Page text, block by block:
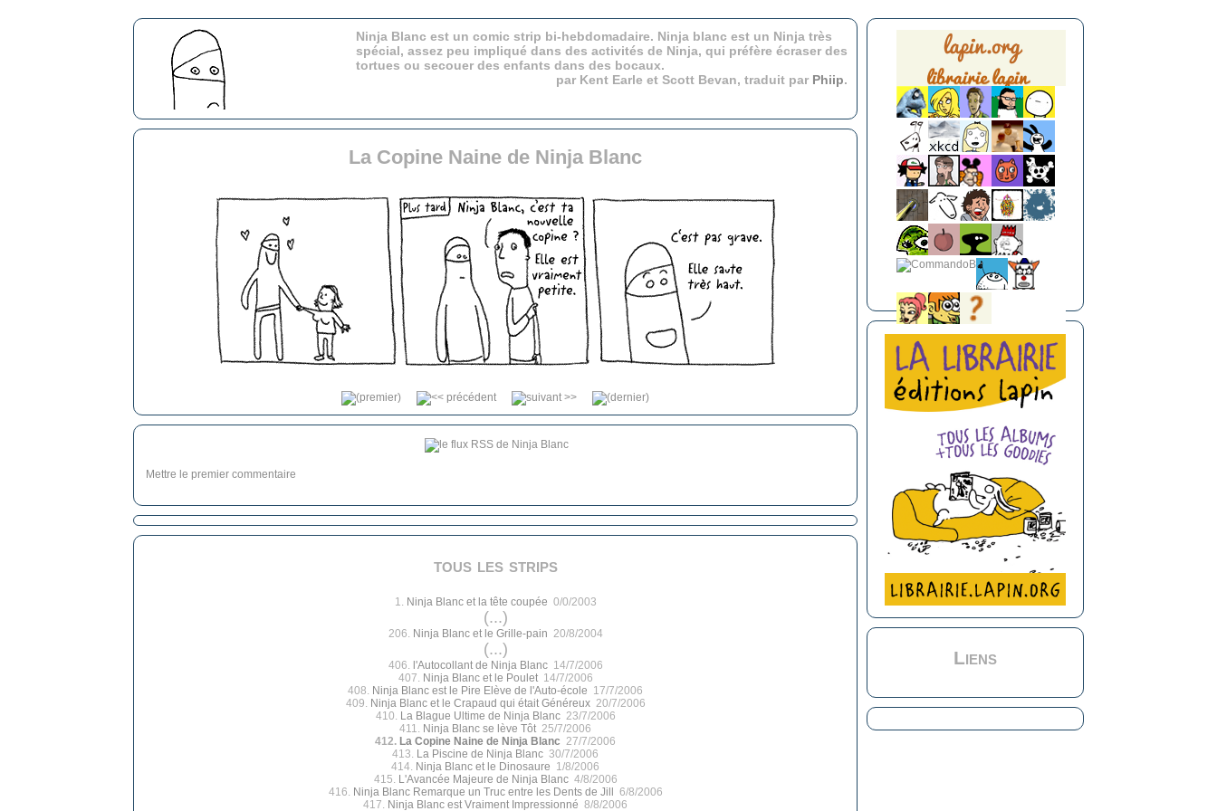
Ninja Blanc est un comic strip bi-hebdomadaire. Ninja blanc est un Ninja très
spécial, assez peu impliqué dans des activités de Ninja, qui préfère écraser des
tortues ou secouer des enfants dans des bocaux.
par Kent Earle et Scott Bevan, traduit par Phiip.
La Copine Naine de Ninja Blanc
Mettre le premier commentaire
tous les strips
1. Ninja Blanc et la tête coupée 0/0/2003
(...)
206. Ninja Blanc et le Grille-pain 20/8/2004
(...)
406. l'Autocollant de Ninja Blanc14/7/2006
407. Ninja Blanc et le Poulet14/7/2006
408. Ninja Blanc est le Pire Elève de l'Auto-école 17/7/2006
409. Ninja Blanc et le Crapaud qui était Généreux20/7/2006
410. La Blague Ultime de Ninja Blanc23/7/2006
411. Ninja Blanc se lève Tôt 25/7/2006
412. La Copine Naine de Ninja Blanc 27/7/2006
413. La Piscine de Ninja Blanc 30/7/2006
414. Ninja Blanc et le Dinosaure 1/8/2006
415. L'Avancée Majeure de Ninja Blanc4/8/2006
416. Ninja Blanc Remarque un Truc entre les Dents de Jill 6/8/2006
417. Ninja Blanc est Vraiment Impressionné 8/8/2006
Liens